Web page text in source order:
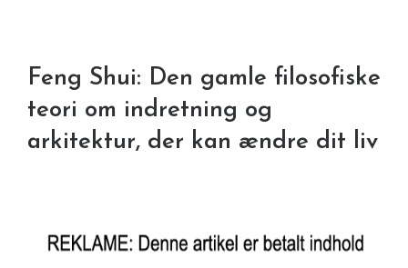
Feng Shui: Den gamle filosofiske
teori om indretning og
arkitektur, der kan ændre dit liv